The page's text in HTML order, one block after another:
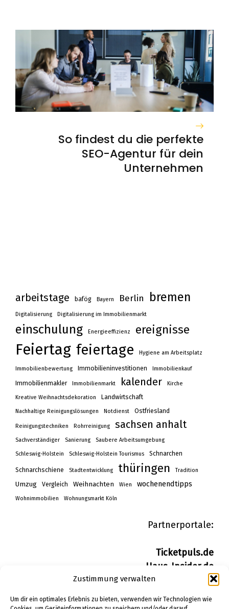
Zustimmung verwalten
Um dir ein optimales Erlebnis zu bieten, verwenden wir Technologien wie
So findest du die perfekte
SEO-Agentur für dein
Unternehmen
arbeitstage bafög Bayern Berlin bremen
Digitalisierung Digitalisierung im Immobilienmarkt
einschulung Energieeffizienz ereignisse
Feiertag feiertage Hygiene am Arbeitsplatz
Immobilienbewertung Immobilieninvestitionen Immobilienkauf
Immobilienmakler Immobilienmarkt kalender Kirche
Kreative Weihnachtsdekoration Landwirtschaft
Nachhaltige Reinigungslösungen Notdienst Ostfriesland
Reinigungstechniken Rohrreinigung sachsen anhalt
Sachverständiger Sanierung Saubere Arbeitsumgebung
Schleswig-Holstein Schleswig-Holstein Tourismus Schnarchen
Schnarchschiene Stadtentwicklung thüringen Tradition
Umzug Vergleich Weihnachten Wien wochenendtipps
Wohnimmobilien Wohnungsmarkt Köln
Partnerportale:
Ticketpuls.de
Haus-Insider.de
Wohn-Insider.de
Bau-Insider.de